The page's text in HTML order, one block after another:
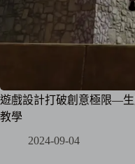
遊戲設計打破創意極限—生
教學
2024-09-04